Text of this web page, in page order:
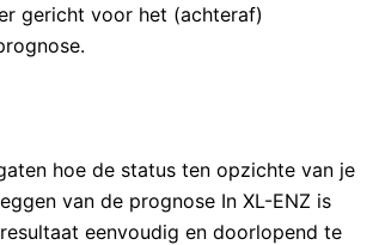
gericht voor het (achteraf)
hoe de status ten opzichte van je
van de prognose In XL-ENZ is
eenvoudig en doorlopend te